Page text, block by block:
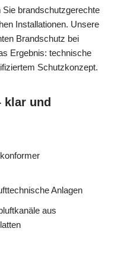
brandschutzgerechte
Installationen. Unsere
Brandschutz bei
Ergebnis: technische
Schutzkonzept.
klar und
Anlagen
aus